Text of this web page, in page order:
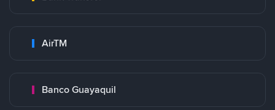
AirTM
Banco Guayaquil